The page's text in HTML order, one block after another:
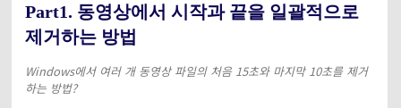
Part1. 동영상에서 시작과 끝을 일괄적으로
제거하는 방법
Windows에서 여러 개 동영상 파일의 처음 15초와 마지막 10초를 제거
하는 방법?